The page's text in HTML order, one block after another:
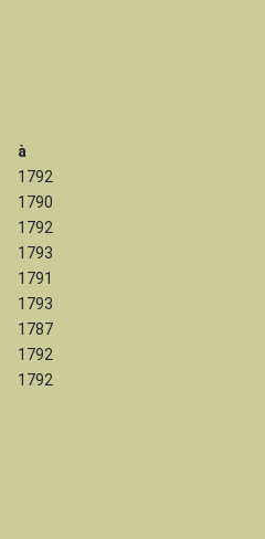
à
1792
1790
1792
1793
1791
1793
1787
1792
1792